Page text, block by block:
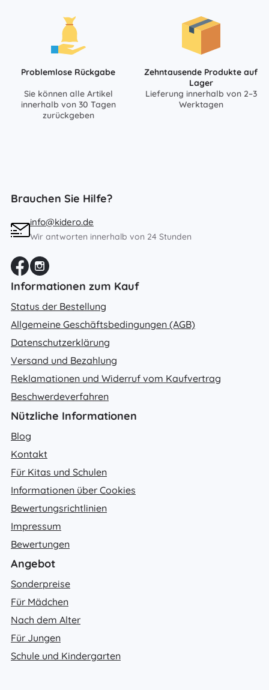
Problemlose Rückgabe
Sie können alle Artikel
innerhalb von 30 Tagen
zurückgeben
Zehntausende Produkte auf
Lager
Lieferung innerhalb von 2–3
Werktagen
Brauchen Sie Hilfe?
info@kidero.de
Wir antworten innerhalb von 24 Stunden
Informationen zum Kauf
Status der Bestellung
Allgemeine Geschäftsbedingungen (AGB)
Datenschutzerklärung
Versand und Bezahlung
Reklamationen und Widerruf vom Kaufvertrag
Beschwerdeverfahren
Nützliche Informationen
Blog
Kontakt
Für Kitas und Schulen
Informationen über Cookies
Bewertungsrichtlinien
Impressum
Bewertungen
Angebot
Sonderpreise
Für Mädchen
Nach dem Alter
Für Jungen
Schule und Kindergarten